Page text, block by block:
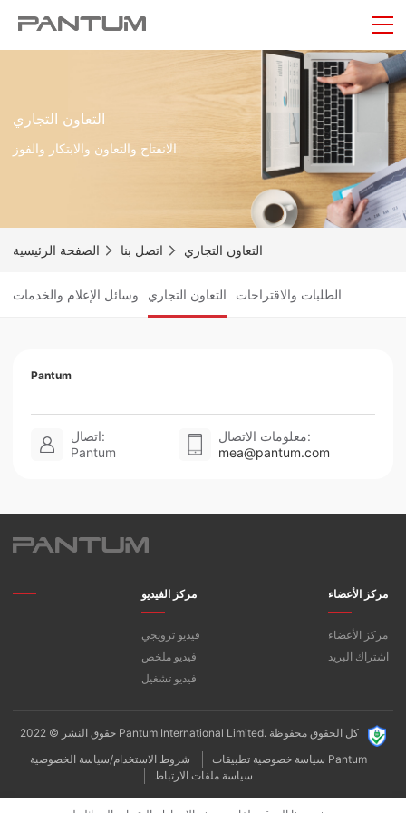
التعاون التجاري
الانفتاح والتعاون والابتكار والفوز
الصفحة الرئيسية اتصل بنا التعاون التجاري
وسائل الإعلام والخدمات التعاون التجاري الطلبات والاقتراحات
Pantum
اتصال:
Pantum
معلومات الاتصال:
mea@pantum.com
مركز الفيديو
فيديو ترويجي
فيديو ملخص
فيديو تشغيل
مركز الأعضاء
مركز الأعضاء
اشتراك البريد
حقوق النشر © 2022 Pantum International Limited. كل الحقوق محفوظة
شروط الاستخدام/سياسة الخصوصية
سياسة خصوصية تطبيقات Pantum
سياسة ملفات الارتباط